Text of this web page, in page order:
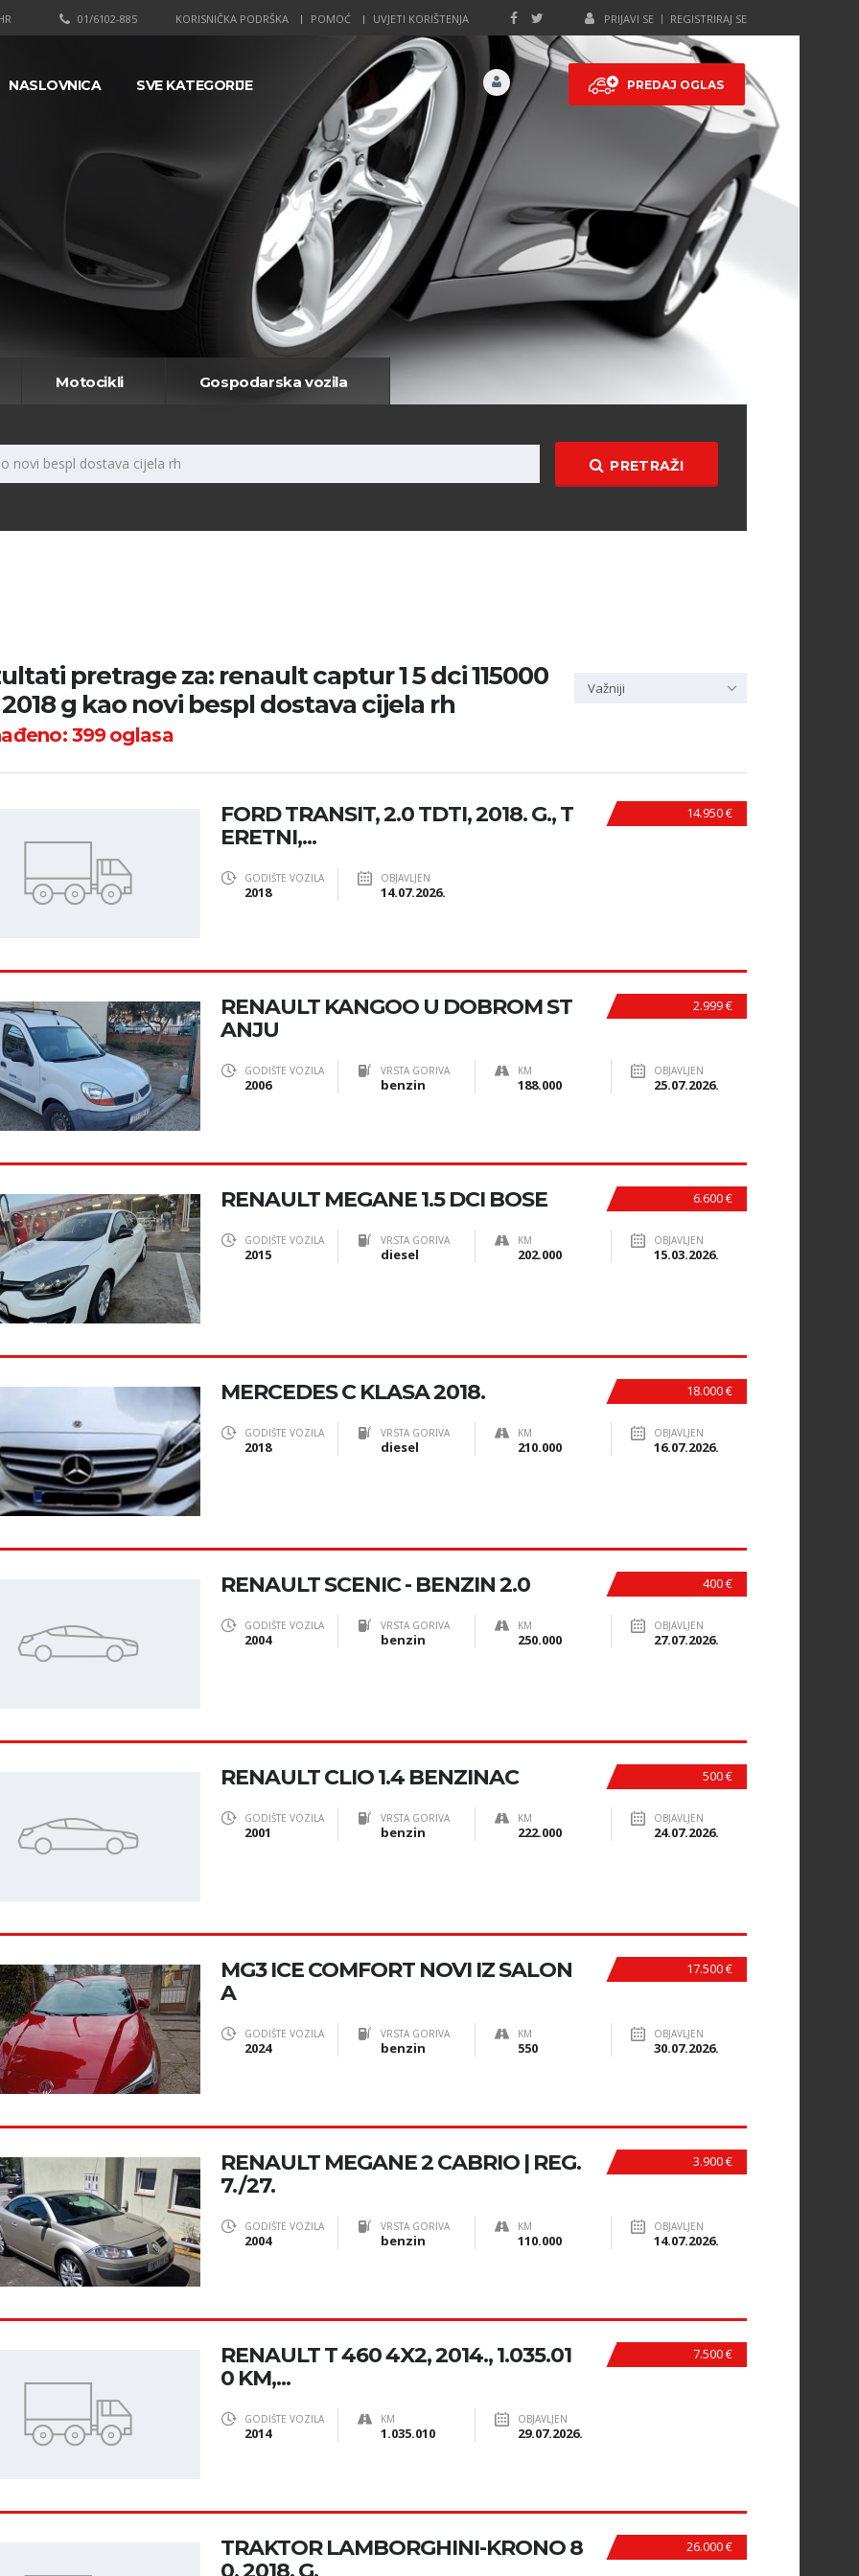
PRIJAVI SE REGISTRIRAJ SE
KORISNIČKA PODRŠKA POMOĆ UVJETI KORIŠTENJA
01/6102-885
PREDAJ OGLAS
NASLOVNICA SVE KATEGORIJE
Motocikli Gospodarska vozila
PRETRAŽI
pretrage za: renault captur 1 5 dci 115000
g kao novi bespl dostava cijela rh
399oglasa
Važniji
14.950 €
FORD TRANSIT, 2.0 TDTI, 2018. G., T
ERETNI,...
GODIŠTE VOZILA
2018
OBJAVLJEN
14.07.2026.
2.999 €
RENAULT KANGOO U DOBROM ST
ANJU
GODIŠTE VOZILA
2006
VRSTA GORIVA
benzin
KM
188.000
OBJAVLJEN
25.07.2026.
6.600 €
RENAULT MEGANE 1.5 DCI BOSE
GODIŠTE VOZILA
2015
VRSTA GORIVA
diesel
KM
202.000
OBJAVLJEN
15.03.2026.
18.000 €
MERCEDES C KLASA 2018.
GODIŠTE VOZILA
2018
VRSTA GORIVA
diesel
KM
210.000
OBJAVLJEN
16.07.2026.
400 €
RENAULT SCENIC - BENZIN 2.0
GODIŠTE VOZILA
2004
VRSTA GORIVA
benzin
KM
250.000
OBJAVLJEN
27.07.2026.
500 €
RENAULT CLIO 1.4 BENZINAC
GODIŠTE VOZILA
2001
VRSTA GORIVA
benzin
KM
222.000
OBJAVLJEN
24.07.2026.
17.500 €
MG3 ICE COMFORT NOVI IZ SALON
A
GODIŠTE VOZILA
2024
VRSTA GORIVA
benzin
KM
550
OBJAVLJEN
30.07.2026.
3.900 €
RENAULT MEGANE 2 CABRIO | REG.
7./27.
GODIŠTE VOZILA
2004
VRSTA GORIVA
benzin
KM
110.000
OBJAVLJEN
14.07.2026.
7.500 €
RENAULT T 460 4X2, 2014., 1.035.01
0 KM,...
GODIŠTE VOZILA
2014
KM
1.035.010
OBJAVLJEN
29.07.2026.
26.000 €
TRAKTOR LAMBORGHINI-KRONO 8
0, 2018. G.